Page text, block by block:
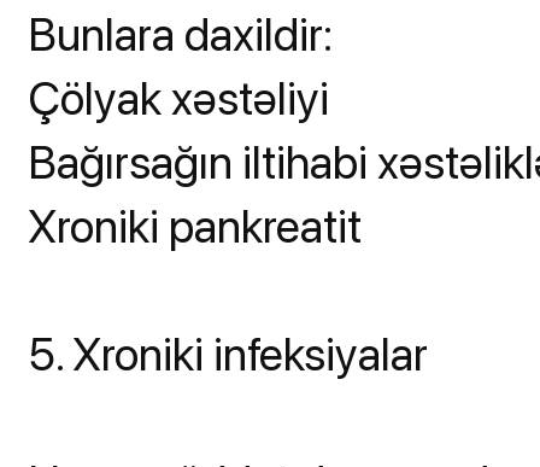
Bunlara daxildir:
Çölyak xəstəliyi
Bağırsağın iltihabi
Xroniki pankreatit
5. Xroniki infeksiyalar